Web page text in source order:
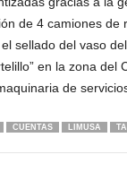
de 4 camiones
sellado del vaso
en la zona
de
CUENTAS LIMUSA